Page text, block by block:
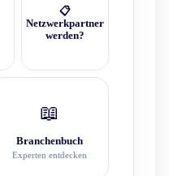
📋
Netzwerkpartner
werden?
📖
Branchenbuch
Experten entdecken